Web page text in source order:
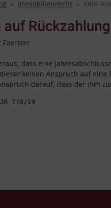
Immobilienrecht Kein
auf
Foerster
dass eine
keinen Anspruch auf
darauf, dass der ihm
178/19